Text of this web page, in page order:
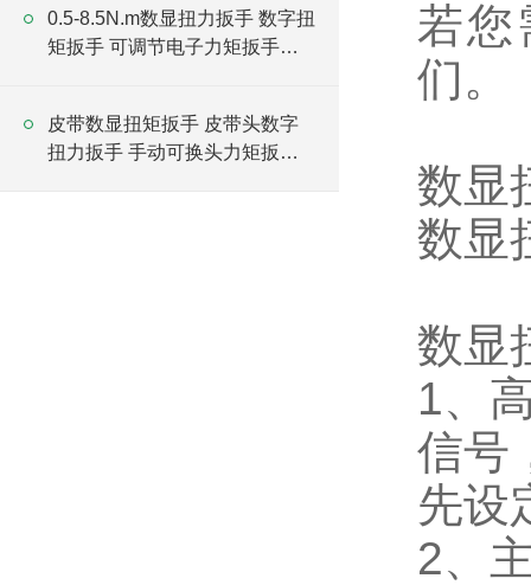
0.5-8.5N.m数显扭力扳手 数字扭
矩扳手 可调节电子力矩扳手厂
皮带数显扭矩扳手 皮带头数字
扭力扳手 手动可换头力矩扳手
若您
们。
数显
数显
数显
1、
信号
先设
2、